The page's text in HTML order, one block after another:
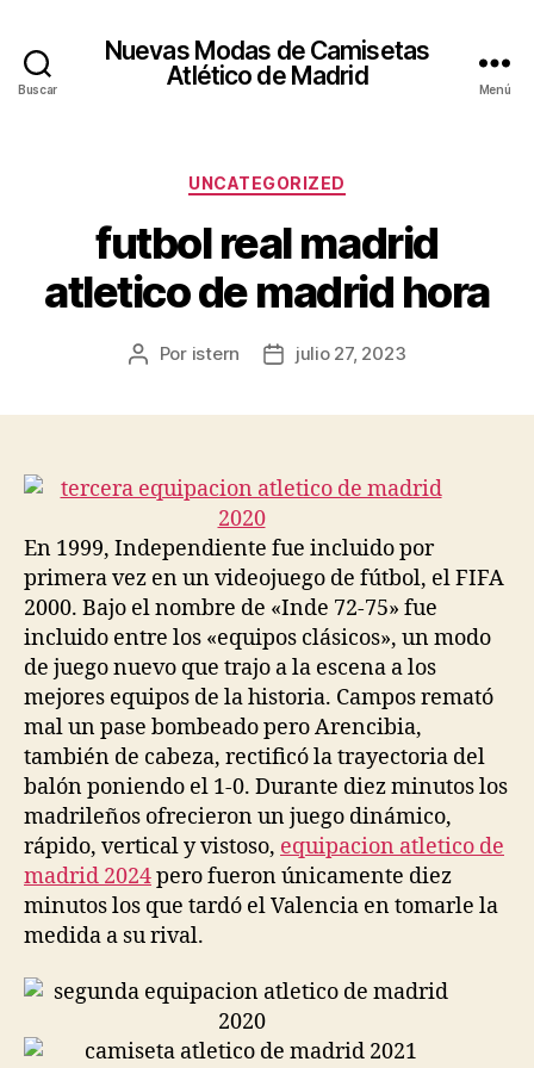
Buscar
Nuevas Modas de Camisetas
Atlético de Madrid
Menú
Categorías
UNCATEGORIZED
futbol real madrid
atletico de madrid hora
Autor
Por istern
Fechajulio 27, 2023
En 1999, Independiente fue incluido por
primera vez en un videojuego de fútbol, el FIFA
2000. Bajo el nombre de «Inde 72-75» fue
incluido entre los «equipos clásicos», un modo
de juego nuevo que trajo a la escena a los
mejores equipos de la historia. Campos remató
mal un pase bombeado pero Arencibia,
también de cabeza, rectificó la trayectoria del
balón poniendo el 1-0. Durante diez minutos los
madrileños ofrecieron un juego dinámico,
rápido, vertical y vistoso, equipacion atletico de
madrid 2024pero fueron únicamente diez
minutos los que tardó el Valencia en tomarle la
medida a su rival.